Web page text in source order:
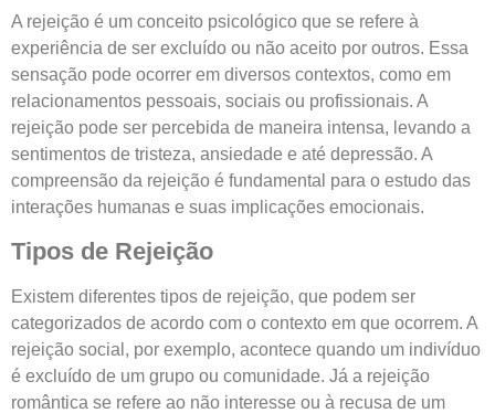
A rejeição é um conceito psicológico que se refere à
experiência de ser excluído ou não aceito por outros. Essa
sensação pode ocorrer em diversos contextos, como em
relacionamentos pessoais, sociais ou profissionais. A
rejeição pode ser percebida de maneira intensa, levando a
sentimentos de tristeza, ansiedade e até depressão. A
compreensão da rejeição é fundamental para o estudo das
interações humanas e suas implicações emocionais.
Tipos de Rejeição
Existem diferentes tipos de rejeição, que podem ser
categorizados de acordo com o contexto em que ocorrem. A
rejeição social, por exemplo, acontece quando um indivíduo
é excluído de um grupo ou comunidade. Já a rejeição
romântica se refere ao não interesse ou à recusa de um